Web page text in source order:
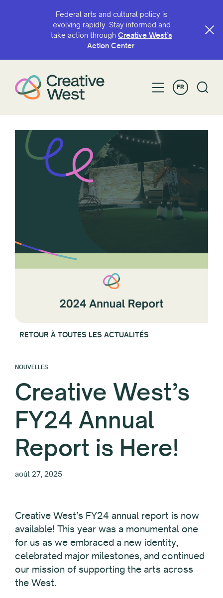
Federal arts and cultural policy is
evolving rapidly. Stay informed and
take action through Creative West’s
Action Center.
FR
RETOUR À TOUTES LES ACTUALITÉS
NOUVELLES
Creative West’s
FY24 Annual
Report is Here!
août 27, 2025
Creative West’s FY24 annual report is now
available! This year was a monumental one
for us as we embraced a new identity,
celebrated major milestones, and continued
our mission of supporting the arts across
the West.